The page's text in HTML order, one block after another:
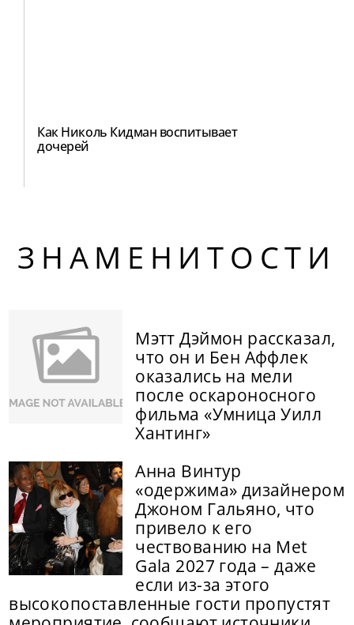
Как Николь Кидман воспитывает
дочерей
ЗНАМЕНИТОСТИ
Мэтт Дэймон рассказал,
что он и Бен Аффлек
оказались на мели
после оскароносного
фильма «Умница Уилл
Хантинг»
Анна Винтур
«одержима» дизайнером
Джоном Гальяно, что
привело к его
чествованию на Met
Gala 2027 года – даже
если из-за этого
высокопоставленные гости пропустят